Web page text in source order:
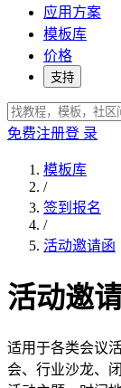
应用方案
模板库
价格
支持
免费注册登 录
模板库
/
签到报名
/
活动邀请函
活动邀
适用于各类会议
会、行业沙龙、